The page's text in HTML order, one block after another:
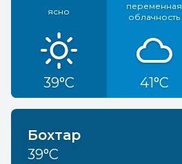
ясно
39°C
переменная
облачность
41°C
Бохтар
39°C